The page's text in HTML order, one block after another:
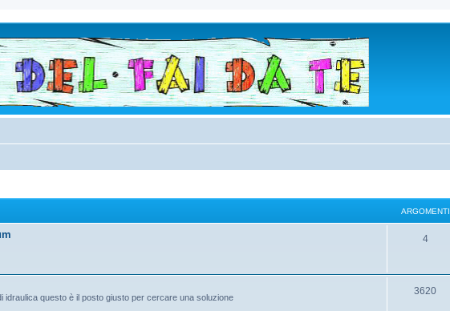
ARGOMENTI
4
idraulica questo è il posto giusto per cercare una soluzione
3620